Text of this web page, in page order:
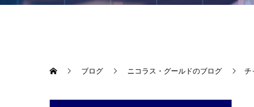
ブログ ニコラス・グールドのブログ チ